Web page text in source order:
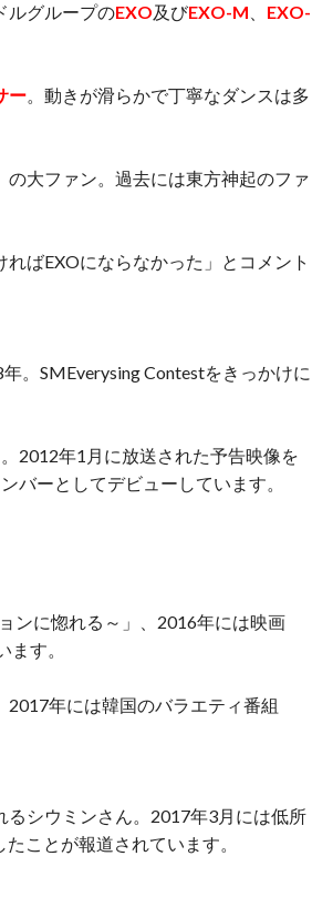
ルグループのEXO及びEXO-M
EXO-
ー。動きが滑らかで丁寧なダンスは多
大ファン。過去には東方神起のファ
ばEXOにならなかった」とコメント
。SMEverysing Contestをきっかけに
2012年1月に放送された予告映像を
バーとしてデビューしています。
ンに惚れる～」、2016年には映画
す。
年には韓国のバラエティ番組
シウミンさん。2017年3月には低所
ことが報道されています。